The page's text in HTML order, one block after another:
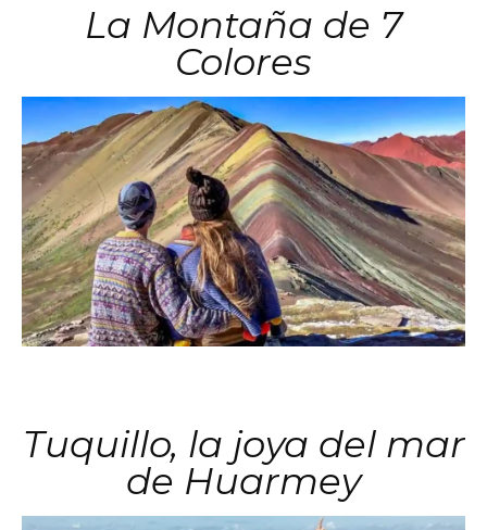
La Montaña de 7
Colores
Tuquillo, la joya del mar
de Huarmey